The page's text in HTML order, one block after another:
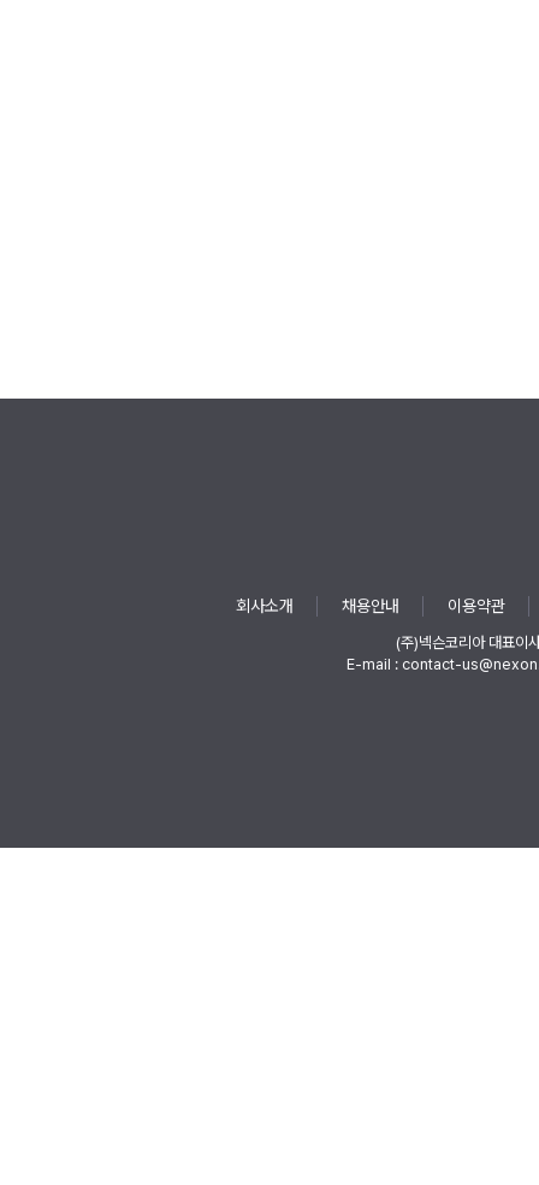
회사소개 채용안내 이용약관
(주)넥슨코리아 대표이
E-mail : contact-